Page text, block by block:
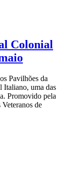
Colonial
Pavilhões da
Italiano, uma das
Promovido pela
de